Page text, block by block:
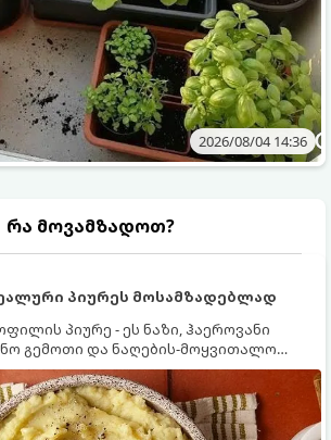
2026/08/04 14:36
რა მოვამზადოთ?
პიურეს მოსამზადებლად
პიურე - ეს ნაზი, ჰაეროვანი
გემოთი და ნაღების-მოყვითალო
ძალიან მარტივია, მაგრამ
საიდუმლო, რომლებიც უნდა
იდეალურად გემრიელი გამოვიდეს.